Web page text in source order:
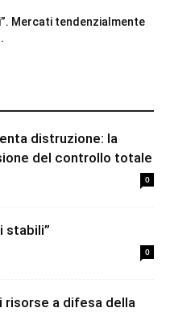
Mercati tendenzialmente
distruzione: la
del controllo totale
0
stabili”
0
risorse a difesa della